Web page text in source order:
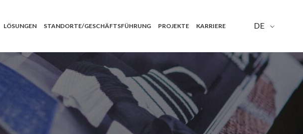
LÖSUNGEN STANDORTE/GESCHÄFTSFÜHRUNG PROJEKTE KARRIERE DE